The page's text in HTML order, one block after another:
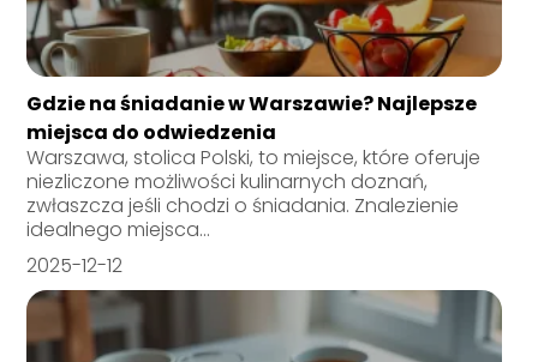
Gdzie na śniadanie w Warszawie? Najlepsze
miejsca do odwiedzenia
Warszawa, stolica Polski, to miejsce, które oferuje
niezliczone możliwości kulinarnych doznań,
zwłaszcza jeśli chodzi o śniadania. Znalezienie
idealnego miejsca...
2025-12-12